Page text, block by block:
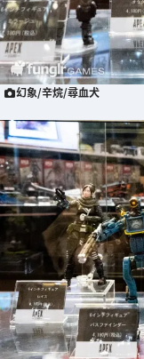
幻象/辛烷/尋血犬